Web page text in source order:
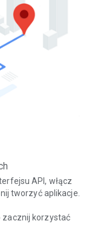
API, włącz
tworzyć aplikacje.
zacznij korzystać